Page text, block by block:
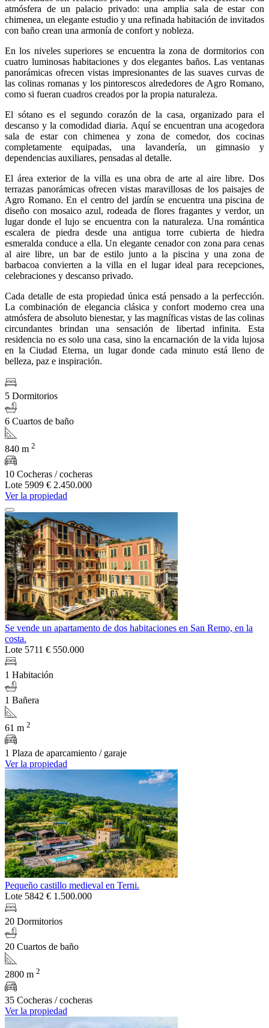
atmósfera de un palacio privado: una amplia sala de estar con
chimenea, un elegante estudio y una refinada habitación de invitados
con baño crean una armonía de confort y nobleza.
En los niveles superiores se encuentra la zona de dormitorios con
cuatro luminosas habitaciones y dos elegantes baños. Las ventanas
panorámicas ofrecen vistas impresionantes de las suaves curvas de
las colinas romanas y los pintorescos alrededores de Agro Romano,
como si fueran cuadros creados por la propia naturaleza.
El sótano es el segundo corazón de la casa, organizado para el
descanso y la comodidad diaria. Aquí se encuentran una acogedora
sala de estar con chimenea y zona de comedor, dos cocinas
completamente equipadas, una lavandería, un gimnasio y
dependencias auxiliares, pensadas al detalle.
El área exterior de la villa es una obra de arte al aire libre. Dos
terrazas panorámicas ofrecen vistas maravillosas de los paisajes de
Agro Romano. En el centro del jardín se encuentra una piscina de
diseño con mosaico azul, rodeada de flores fragantes y verdor, un
lugar donde el lujo se encuentra con la naturaleza. Una romántica
escalera de piedra desde una antigua torre cubierta de hiedra
esmeralda conduce a ella. Un elegante cenador con zona para cenas
al aire libre, un bar de estilo junto a la piscina y una zona de
barbacoa convierten a la villa en el lugar ideal para recepciones,
celebraciones y descanso privado.
Cada detalle de esta propiedad única está pensado a la perfección.
La combinación de elegancia clásica y confort moderno crea una
atmósfera de absoluto bienestar, y las magníficas vistas de las colinas
circundantes brindan una sensación de libertad infinita. Esta
residencia no es solo una casa, sino la encarnación de la vida lujosa
en la Ciudad Eterna, un lugar donde cada minuto está lleno de
belleza, paz e inspiración.
5 Dormitorios
6 Cuartos de baño
840 m 2
10 Cocheras / cocheras
Lote 5909 € 2.450.000
Ver la propiedad
Se vende un apartamento de dos habitaciones en San Remo, en la
costa.
Lote 5711 € 550.000
1 Habitación
1 Bañera
61 m 2
1 Plaza de aparcamiento / garaje
Ver la propiedad
Pequeño castillo medieval en Terni.
Lote 5842 € 1.500.000
20 Dormitorios
20 Cuartos de baño
2800 m 2
35 Cocheras / cocheras
Ver la propiedad